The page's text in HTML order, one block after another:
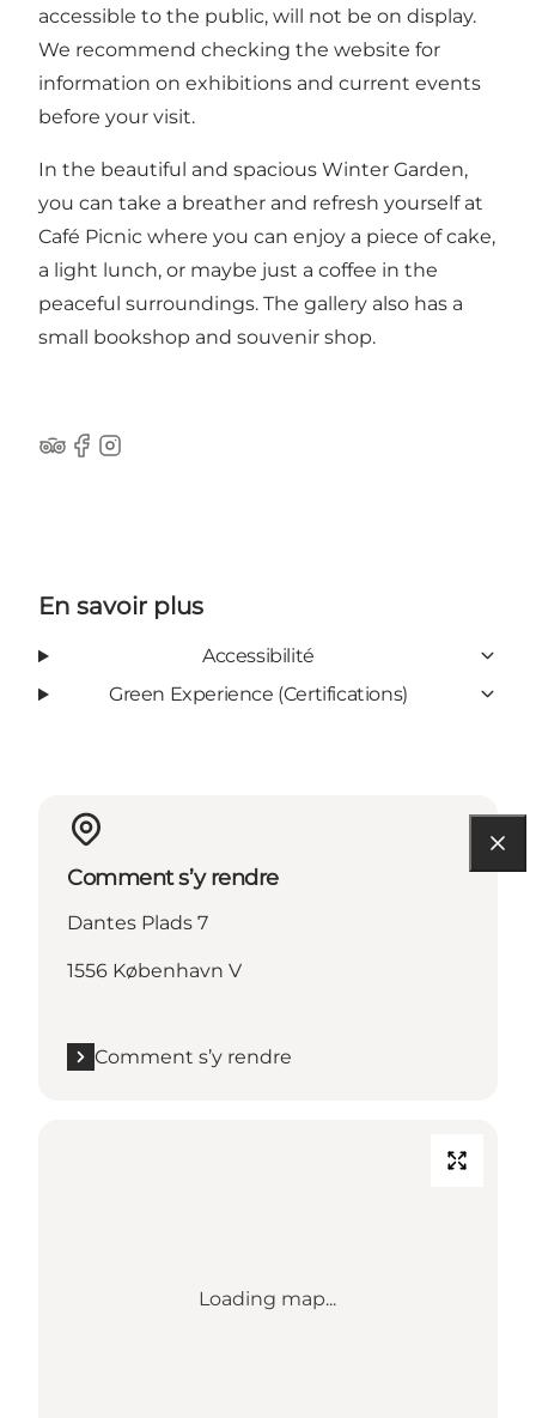
accessible to the public, will not be on display.
We recommend checking the website for
information on exhibitions and current events
before your visit.
In the beautiful and spacious Winter Garden,
you can take a breather and refresh yourself at
Café Picnic where you can enjoy a piece of cake,
a light lunch, or maybe just a coffee in the
peaceful surroundings. The gallery also has a
small bookshop and souvenir shop.
Tripadvisor
Facebook
Instagram
En savoir plus
Accessibilité
Green Experience (Certifications)
Comment s’y rendre
Dantes Plads 7
1556 København V
Comment s’y rendre
Loading map...